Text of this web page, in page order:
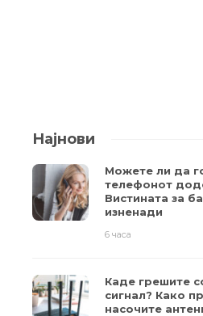
Најнови
Можете ли да
телефонот
Вистината за
изненади
6 часа
Каде грешите
сигнал? Како
насочите